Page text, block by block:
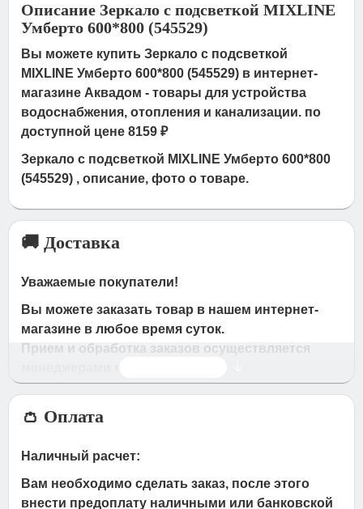
Описание Зеркало с подсветкой MIXLINE
Умберто 600*800 (545529)
Вы можете купить Зеркало с подсветкой
MIXLINE Умберто 600*800 (545529) в интернет-
магазине Аквадом - товары для устройства
водоснабжения, отопления и канализации. по
доступной цене 8159 ₽
Зеркало с подсветкой MIXLINE Умберто 600*800
(545529) , описание, фото о товаре.
🚚 Доставка
Уважаемые покупатели!
Вы можете заказать товар в нашем интернет-
магазине в любое время суток.
Прием и обработка заказов осуществляется
Время работы магазина:
с 09:00 дo 19:00
часа с Вами свяжется наш менеджер для
👛 Оплата
Наличный расчет:
Вам необходимо сделать заказ, после этого
внести предоплату наличными или банковской